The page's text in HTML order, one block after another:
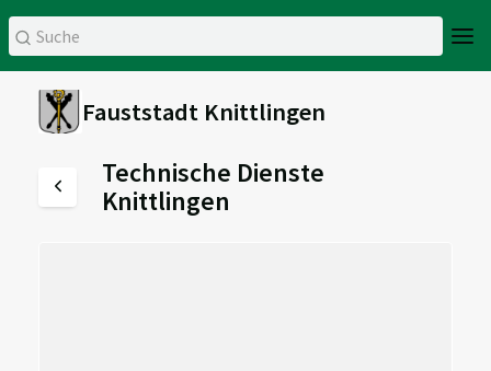
Fauststadt Knittlingen
Technische Dienste
Knittlingen